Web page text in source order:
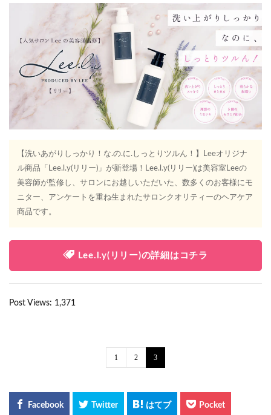
【洗いあがりしっかり！な.の.に.しっとりツルん！】Leeオリジナ
ル商品「Lee.l.y(リリー)」が新登場！Lee.l.y(リリー)は美容室Leeの
美容師が監修し、サロンにお越しいただいた、数多くのお客様にモ
ニター、アンケートを重ね生まれたサロンクオリティーのヘアケア
商品です。
Lee.l.y(リリー)の詳細はコチラ
Post Views: 1,371
1 2 3